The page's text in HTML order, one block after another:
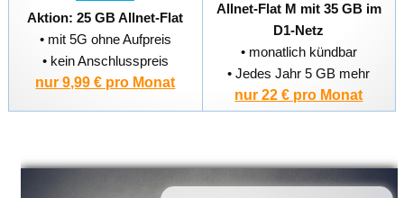
Aktion: 25 GB Allnet-Flat
• mit 5G ohne Aufpreis
• kein Anschlusspreis
nur 9,99 € pro Monat
Allnet-Flat M mit 35 GB im
D1-Netz
• monatlich kündbar
• Jedes Jahr 5 GB mehr
nur 22 € pro Monat